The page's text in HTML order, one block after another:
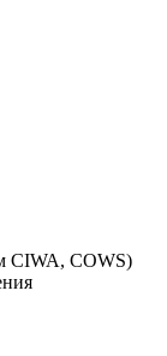
CIWA, COWS)